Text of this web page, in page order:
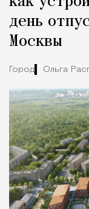
день
Москвы
Город Ольга